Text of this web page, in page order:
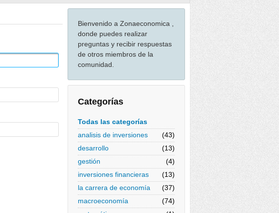
Bienvenido a Zonaeconomica ,
donde puedes realizar
preguntas y recibir respuestas
de otros miembros de la
comunidad.
Categorías
Todas las categorías
analisis de inversiones
(43)
desarrollo
(13)
gestión
(4)
inversiones financieras
(13)
la carrera de economía
(37)
macroeconomía
(74)